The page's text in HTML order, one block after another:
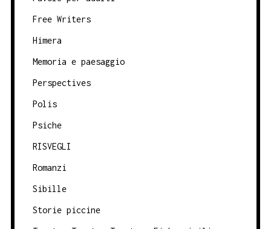
Free Writers
Himera
Memoria e paesaggio
Perspectives
Polis
Psiche
RISVEGLI
Romanzi
Sibille
Storie piccine